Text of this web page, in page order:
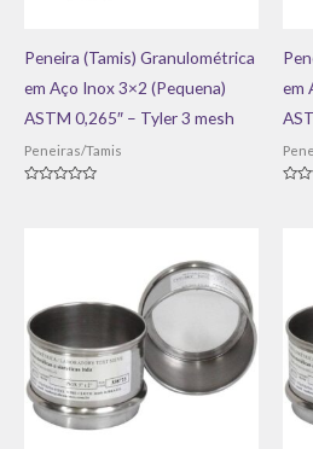
Peneira (Tamis) Granulométrica
em Aço Inox 3×2 (Pequena)
ASTM 0,265″ – Tyler 3 mesh
Peneiras/Tamis
em